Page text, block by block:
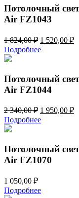
340,00 ₽.
Потолочный
Air FZ1043
1 824,00₽
цена
составляла
824,00 ₽.
1 520,00 ₽
Подробнее
Потолочный
Air FZ1044
2 340,00₽
цена
составляла
340,00 ₽.
1 950,00 ₽
Подробнее
Потолочный
Air FZ1070
1 050,00 ₽
Подробнее